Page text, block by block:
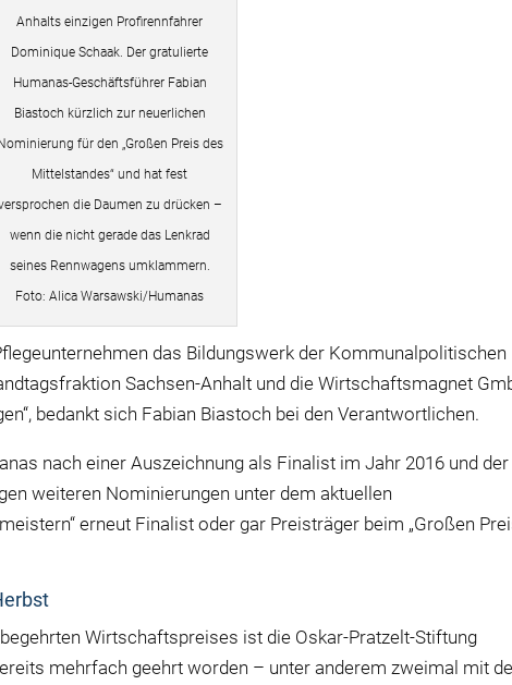
Anhalts einzigen Profirennfahrer
Dominique Schaak. Der gratulierte
Humanas-Geschäftsführer Fabian
Biastoch kürzlich zur neuerlichen
für den „Großen Preis des
Mittelstandes“ und hat fest
die Daumen zu drücken –
wenn die nicht gerade das Lenkrad
seines Rennwagens umklammern.
Foto: Alica Warsawski/Humanas
das Bildungswerk der Kommunalpolitischen
Sachsen-Anhalt und die Wirtschaftsmagnet
bedankt sich Fabian Biastoch bei den Verantwortlichen.
nach einer Auszeichnung als Finalist im Jahr 2016 und der
weiteren Nominierungen unter dem aktuellen
erneut Finalist oder gar Preisträger beim „Großen
Wirtschaftspreises ist die Oskar-Pratzelt-Stiftung
mehrfach geehrt worden – unter anderem zweimal mit